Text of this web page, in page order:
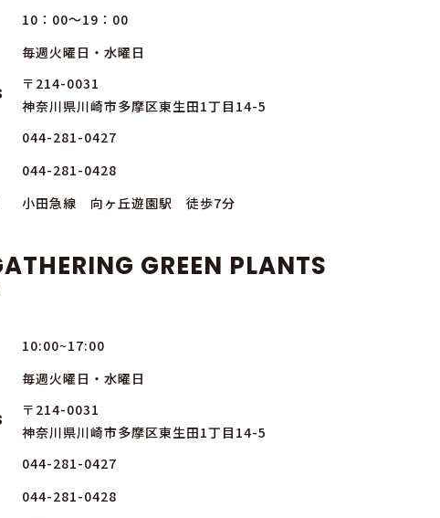
10：00～19：00
毎週火曜日・水曜日
〒214-0031
神奈川県川崎市多摩区東生田1丁目14-5
044-281-0427
044-281-0428
小田急線 向ヶ丘遊園駅 徒歩7分
GREEN PLANTS
10:00~17:00
毎週火曜日・水曜日
〒214-0031
神奈川県川崎市多摩区東生田1丁目14-5
044-281-0427
044-281-0428